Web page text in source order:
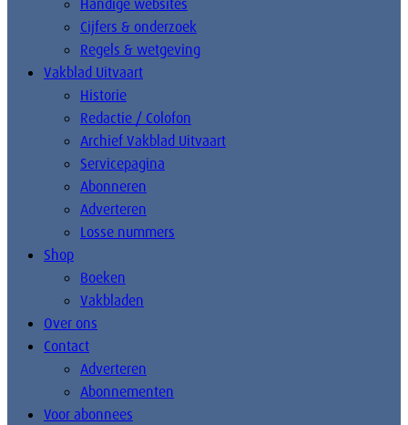
Handige websites
Cijfers & onderzoek
Regels & wetgeving
Vakblad Uitvaart
Historie
Redactie / Colofon
Archief Vakblad Uitvaart
Servicepagina
Abonneren
Adverteren
Losse nummers
Shop
Boeken
Vakbladen
Over ons
Contact
Adverteren
Abonnementen
Voor abonnees